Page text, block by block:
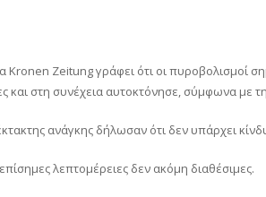
Kronen Zeitung γράφει ότι οι πυροβολισμοί
και στη συνέχεια αυτοκτόνησε, σύμφωνα με
ανάγκης δήλωσαν ότι δεν υπάρχει
λεπτομέρειες δεν ακόμη διαθέσιμες.